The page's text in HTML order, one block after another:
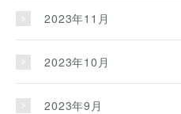
2023年11月
2023年10月
2023年9月